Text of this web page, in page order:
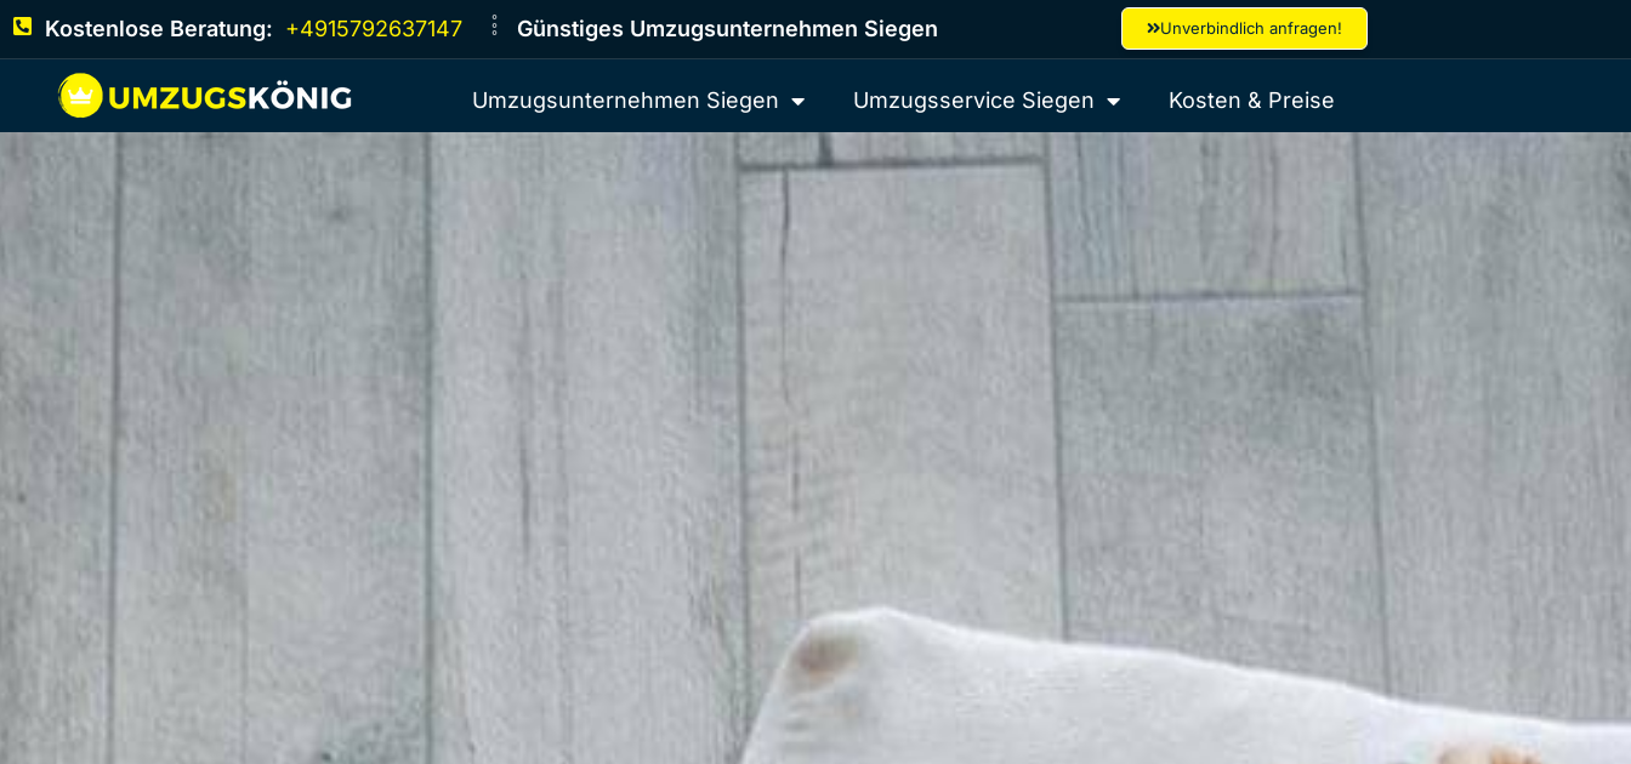
Kostenlose Beratung: +4915792637147 Günstiges Umzugsunternehmen Siegen Unverbindlich anfragen!
Umzugsunternehmen Siegen Umzugsservice Siegen Kosten & Preise